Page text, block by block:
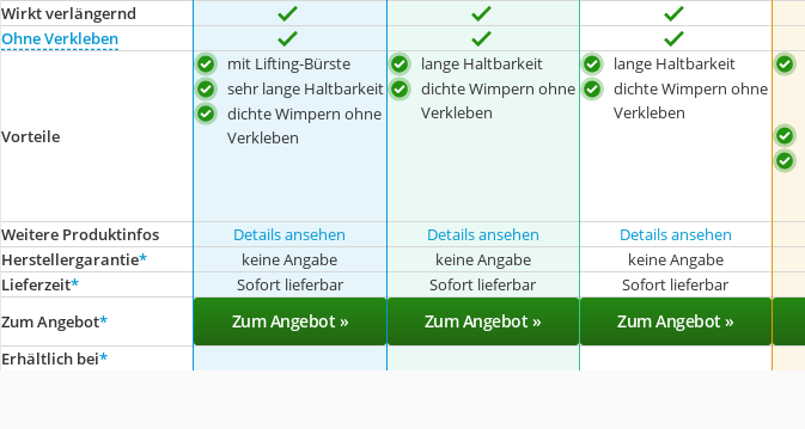
Wirkt verlängernd
Ohne Verkleben
Vorteile
mit Lifting-Bürste
sehr lange Haltbarkeit
dichte Wimpern ohne
Verkleben
lange Haltbarkeit
dichte Wimpern ohne
Verkleben
lange Haltbarkeit
dichte Wimpern ohne
Verkleben
Weitere Produktinfos
Details ansehen Details ansehen Details ansehen
Herstellergarantie* keine Angabe keine Angabe keine Angabe
Lieferzeit* Sofort lieferbar Sofort lieferbar Sofort lieferbar
Zum Angebot* Zum Angebot » Zum Angebot » Zum Angebot »
Erhältlich bei*